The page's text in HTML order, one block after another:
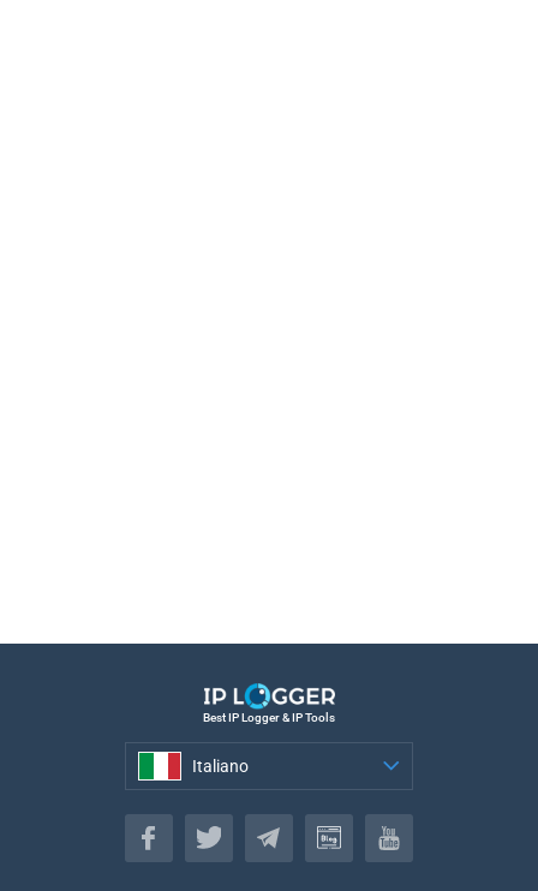
Best IP Logger & IP Tools
Italiano
Italiano